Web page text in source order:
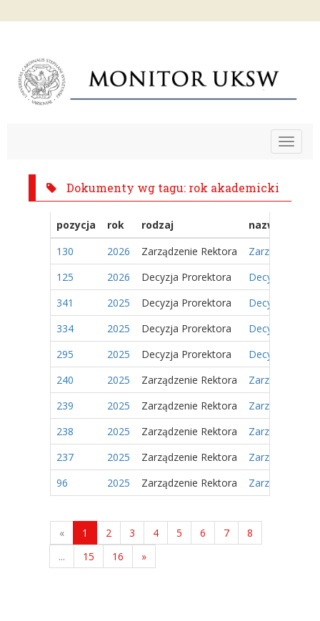
Toggle
Dokumenty wg tagu: rok akademicki
pozycja rok rodzaj
nazwa
130
2026 Zarządzenie Rektora
Zarządzenie
125
2026 Decyzja Prorektora
Decyzja Nr
341
2025 Decyzja Prorektora
Decyzja Nr
334
2025 Decyzja Prorektora
Decyzja Nr
295
2025 Decyzja Prorektora
Decyzja Nr
240
2025 Zarządzenie Rektora
Zarządzenie
239
2025 Zarządzenie Rektora
Zarządzenie
238
2025 Zarządzenie Rektora
Zarządzenie
237
2025 Zarządzenie Rektora
Zarządzenie
96
2025 Zarządzenie Rektora Zarządzenie
« 1 2 3 4 5 6 7
8
...
15 16 »